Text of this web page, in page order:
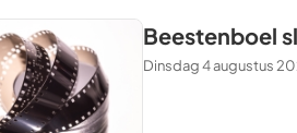
Beestenboel
Dinsdag 4 augustus